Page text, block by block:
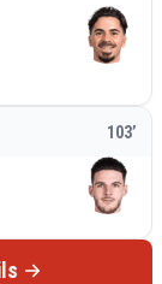
103’